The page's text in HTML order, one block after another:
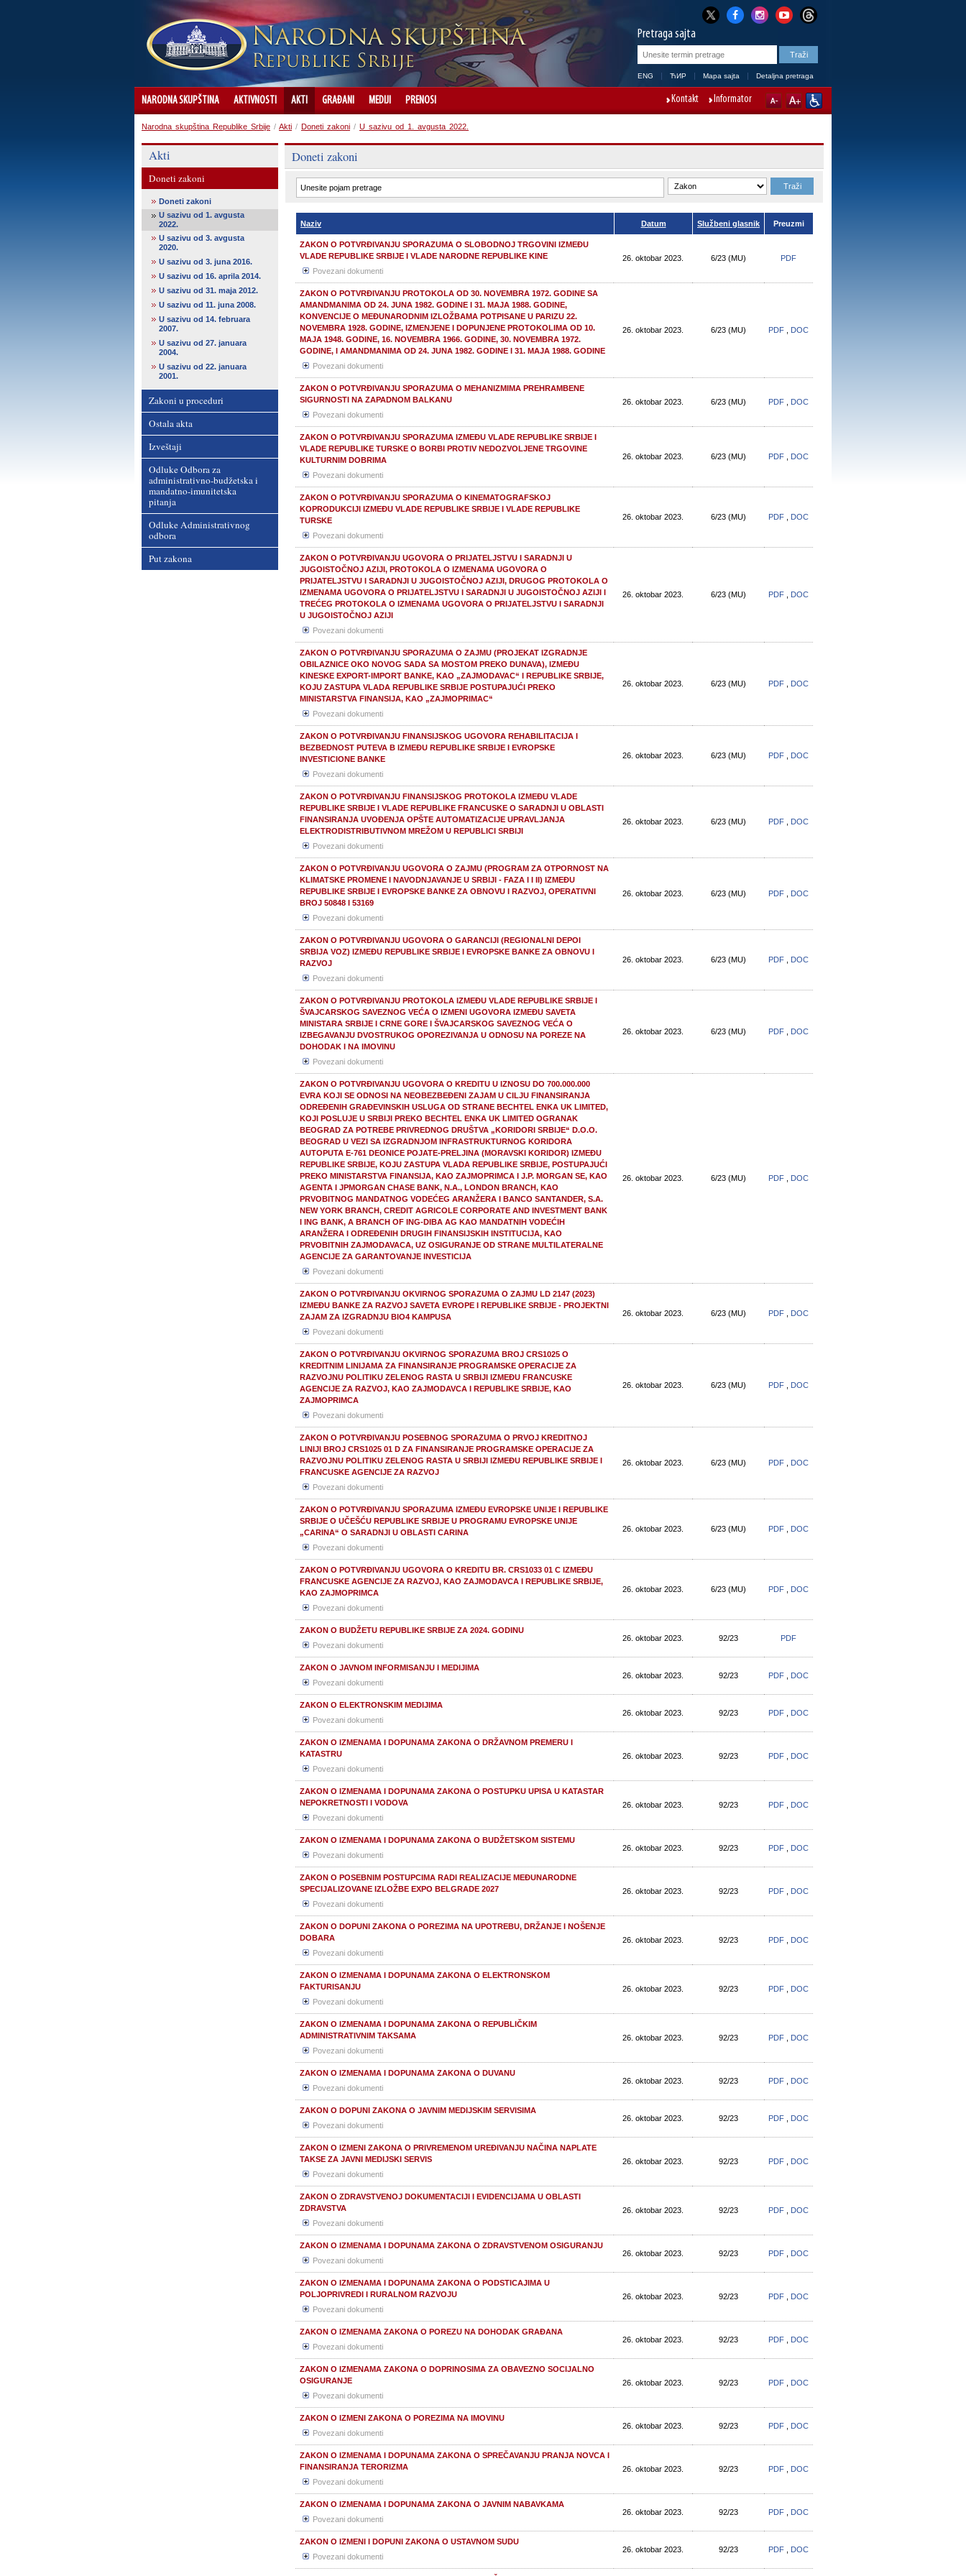
Pretraga sajta
ENG ЋИР Mapa sajta Detaljna pretraga
NARODNA SKUPŠTINA AKTIVNOSTI AKTI GRAĐANI MEDIJI PRENOSI Kontakt Informator
Narodna skupština Republike Srbije / Akti / Doneti zakoni / U sazivu od 1. avgusta 2022.
Akti
Doneti zakoni
Doneti zakoni
U sazivu od 1. avgusta
2022.
U sazivu od 3. avgusta
2020.
U sazivu od 3. juna 2016.
U sazivu od 16. аprila 2014.
U sazivu od 31. maja 2012.
U sazivu od 11. juna 2008.
U sazivu od 14. februara
2007.
U sazivu od 27. januara
2004.
U sazivu od 22. januara
2001.
Zakoni u proceduri
Ostala akta
Izveštaji
Odluke Odbora za
administrativno-budžetska i
mandatno-imunitetska
pitanja
Odluke Administrativnog
odbora
Put zakona
Doneti zakoni
Naziv Datum Službeni glasnik Preuzmi
ZAKON O POTVRĐIVANJU SPORAZUMA O SLOBODNOJ TRGOVINI IZMEĐU
VLADE REPUBLIKE SRBIJE I VLADE NARODNE REPUBLIKE KINE
Povezani dokumenti
26. oktobar 2023. 6/23 (МU) PDF
ZAKON O POTVRĐIVANJU PROTOKOLA OD 30. NOVEMBRA 1972. GODINE SA
AMANDMANIMA OD 24. JUNA 1982. GODINE I 31. MAJA 1988. GODINE,
KONVENCIJE O MEĐUNARODNIM IZLOŽBAMA POTPISANE U PARIZU 22.
NOVEMBRA 1928. GODINE, IZMENJENE I DOPUNJENE PROTOKOLIMA OD 10.
MAJA 1948. GODINE, 16. NOVEMBRA 1966. GODINE, 30. NOVEMBRA 1972.
GODINE, I AMANDMANIMA OD 24. JUNA 1982. GODINE I 31. MAJA 1988. GODINE
Povezani dokumenti
26. oktobar 2023. 6/23 (МU) PDF DOC
ZAKON O POTVRĐIVANJU SPORAZUMA O MEHANIZMIMA PREHRAMBENE
SIGURNOSTI NA ZAPADNOM BALKANU
Povezani dokumenti
26. oktobar 2023. 6/23 (МU) PDF DOC
ZAKON O POTVRĐIVANJU SPORAZUMA IZMEĐU VLADE REPUBLIKE SRBIJE I
VLADE REPUBLIKE TURSKE O BORBI PROTIV NEDOZVOLJENE TRGOVINE
KULTURNIM DOBRIMA
Povezani dokumenti
26. oktobar 2023. 6/23 (МU) PDF DOC
ZAKON O POTVRĐIVANJU SPORAZUMA O KINEMATOGRAFSKOJ
KOPRODUKCIJI IZMEĐU VLADE REPUBLIKE SRBIJE I VLADE REPUBLIKE
TURSKE
Povezani dokumenti
26. oktobar 2023. 6/23 (МU) PDF DOC
ZAKON O POTVRĐIVANJU UGOVORA O PRIJATELJSTVU I SARADNJI U
JUGOISTOČNOJ AZIJI, PROTOKOLA O IZMENAMA UGOVORA O
PRIJATELJSTVU I SARADNJI U JUGOISTOČNOJ AZIJI, DRUGOG PROTOKOLA O
IZMENAMA UGOVORA O PRIJATELJSTVU I SARADNJI U JUGOISTOČNOJ AZIJI I
TREĆEG PROTOKOLA O IZMENAMA UGOVORA O PRIJATELJSTVU I SARADNJI
U JUGOISTOČNOJ AZIJI
Povezani dokumenti
26. oktobar 2023. 6/23 (МU) PDF DOC
ZAKON O POTVRĐIVANJU SPORAZUMA O ZAJMU (PROJEKAT IZGRADNJE
OBILAZNICE OKO NOVOG SADA SA MOSTOM PREKO DUNAVA), IZMEĐU
KINESKE EXPORT-IMPORT BANKE, KAO „ZAJMODAVAC“ I REPUBLIKE SRBIJE,
KOJU ZASTUPA VLADA REPUBLIKE SRBIJE POSTUPAJUĆI PREKO
MINISTARSTVA FINANSIJA, KAO „ZAJMOPRIMAC“
Povezani dokumenti
26. oktobar 2023. 6/23 (МU) PDF DOC
ZAKON O POTVRĐIVANJU FINANSIJSKOG UGOVORA REHABILITACIJA I
BEZBEDNOST PUTEVA B IZMEĐU REPUBLIKE SRBIJE I EVROPSKE
INVESTICIONE BANKE
Povezani dokumenti
26. oktobar 2023. 6/23 (МU) PDF DOC
ZAKON O POTVRĐIVANJU FINANSIJSKOG PROTOKOLA IZMEĐU VLADE
REPUBLIKE SRBIJE I VLADE REPUBLIKE FRANCUSKE O SARADNJI U OBLASTI
FINANSIRANJA UVOĐENJA OPŠTE AUTOMATIZACIJE UPRAVLJANJA
ELEKTRODISTRIBUTIVNOM MREŽOM U REPUBLICI SRBIJI
Povezani dokumenti
26. oktobar 2023. 6/23 (МU) PDF DOC
ZAKON O POTVRĐIVANJU UGOVORA O ZAJMU (PROGRAM ZA OTPORNOST NA
KLIMATSKE PROMENE I NAVODNJAVANJE U SRBIJI - FAZA I I II) IZMEĐU
REPUBLIKE SRBIJE I EVROPSKE BANKE ZA OBNOVU I RAZVOJ, OPERATIVNI
BROJ 50848 I 53169
Povezani dokumenti
26. oktobar 2023. 6/23 (МU) PDF DOC
ZAKON O POTVRĐIVANJU UGOVORA O GARANCIJI (REGIONALNI DEPOI
SRBIJA VOZ) IZMEĐU REPUBLIKE SRBIJE I EVROPSKE BANKE ZA OBNOVU I
RAZVOJ
Povezani dokumenti
26. oktobar 2023. 6/23 (МU) PDF DOC
ZAKON O POTVRĐIVANJU PROTOKOLA IZMEĐU VLADE REPUBLIKE SRBIJE I
ŠVAJCARSKOG SAVEZNOG VEĆA O IZMENI UGOVORA IZMEĐU SAVETA
MINISTARA SRBIJE I CRNE GORE I ŠVAJCARSKOG SAVEZNOG VEĆA O
IZBEGAVANJU DVOSTRUKOG OPOREZIVANJA U ODNOSU NA POREZE NA
DOHODAK I NA IMOVINU
Povezani dokumenti
26. oktobar 2023. 6/23 (МU) PDF DOC
ZAKON O POTVRĐIVANJU UGOVORA O KREDITU U IZNOSU DO 700.000.000
EVRA KOJI SE ODNOSI NA NEOBEZBEĐENI ZAJAM U CILJU FINANSIRANJA
ODREĐENIH GRAĐEVINSKIH USLUGA OD STRANE BECHTEL ENKA UK LIMITED,
KOJI POSLUJE U SRBIJI PREKO BECHTEL ENKA UK LIMITED OGRANAK
BEOGRAD ZA POTREBE PRIVREDNOG DRUŠTVA „KORIDORI SRBIJE“ D.O.O.
BEOGRAD U VEZI SA IZGRADNJOM INFRASTRUKTURNOG KORIDORA
AUTOPUTA E-761 DEONICE POJATE-PRELJINA (MORAVSKI KORIDOR) IZMEĐU
REPUBLIKE SRBIJE, KOJU ZASTUPA VLADA REPUBLIKE SRBIJE, POSTUPAJUĆI
PREKO MINISTARSTVA FINANSIJA, KAO ZAJMOPRIMCA I J.P. MORGAN SE, KAO
AGENTA I JPMORGAN CHASE BANK, N.A., LONDON BRANCH, KAO
PRVOBITNOG MANDATNOG VODEĆEG ARANŽERA I BANCO SANTANDER, S.A.
NEW YORK BRANCH, CREDIT AGRICOLE CORPORATE AND INVESTMENT BANK
I ING BANK, A BRANCH OF ING-DIBA AG KAO MANDATNIH VODEĆIH
ARANŽERA I ODREĐENIH DRUGIH FINANSIJSKIH INSTITUCIJA, KAO
PRVOBITNIH ZAJMODAVACA, UZ OSIGURANJE OD STRANE MULTILATERALNE
AGENCIJE ZA GARANTOVANJE INVESTICIJA
Povezani dokumenti
26. oktobar 2023. 6/23 (МU) PDF DOC
ZAKON O POTVRĐIVANJU OKVIRNOG SPORAZUMA O ZAJMU LD 2147 (2023)
IZMEĐU BANKE ZA RAZVOJ SAVETA EVROPE I REPUBLIKE SRBIJE - PROJEKTNI
ZAJAM ZA IZGRADNJU BIO4 KAMPUSA
Povezani dokumenti
26. oktobar 2023. 6/23 (МU) PDF DOC
ZAKON O POTVRĐIVANJU OKVIRNOG SPORAZUMA BROJ CRS1025 O
KREDITNIM LINIJAMA ZA FINANSIRANJE PROGRAMSKE OPERACIJE ZA
RAZVOJNU POLITIKU ZELENOG RASTA U SRBIJI IZMEĐU FRANCUSKE
AGENCIJE ZA RAZVOJ, KAO ZAJMODAVCA I REPUBLIKE SRBIJE, KAO
ZAJMOPRIMCA
Povezani dokumenti
26. oktobar 2023. 6/23 (МU) PDF DOC
ZAKON O POTVRĐIVANJU POSEBNOG SPORAZUMA O PRVOJ KREDITNOJ
LINIJI BROJ CRS1025 01 D ZA FINANSIRANJE PROGRAMSKE OPERACIJE ZA
RAZVOJNU POLITIKU ZELENOG RASTA U SRBIJI IZMEĐU REPUBLIKE SRBIJE I
FRANCUSKE AGENCIJE ZA RAZVOJ
Povezani dokumenti
26. oktobar 2023. 6/23 (МU) PDF DOC
ZAKON O POTVRĐIVANJU SPORAZUMA IZMEĐU EVROPSKE UNIJE I REPUBLIKE
SRBIJE O UČEŠĆU REPUBLIKE SRBIJE U PROGRAMU EVROPSKE UNIJE
„CARINA“ O SARADNJI U OBLASTI CARINA
Povezani dokumenti
26. oktobar 2023. 6/23 (МU) PDF DOC
ZAKON O POTVRĐIVANJU UGOVORA O KREDITU BR. CRS1033 01 C IZMEĐU
FRANCUSKE AGENCIJE ZA RAZVOJ, KAO ZAJMODAVCA I REPUBLIKE SRBIJE,
KAO ZAJMOPRIMCA
Povezani dokumenti
26. oktobar 2023. 6/23 (МU) PDF DOC
ZAKON O BUDŽETU REPUBLIKE SRBIJE ZA 2024. GODINU
Povezani dokumenti
26. oktobar 2023. 92/23 PDF
ZAKON O JAVNOM INFORMISANJU I MEDIJIMA
Povezani dokumenti
26. oktobar 2023. 92/23 PDF DOC
ZAKON O ELEKTRONSKIM MEDIJIMA
Povezani dokumenti
26. oktobar 2023. 92/23 PDF DOC
ZAKON O IZMENAMA I DOPUNAMA ZAKONA O DRŽAVNOM PREMERU I
KATASTRU
Povezani dokumenti
26. oktobar 2023. 92/23 PDF DOC
ZAKON O IZMENAMA I DOPUNAMA ZAKONA O POSTUPKU UPISA U KATASTAR
NEPOKRETNOSTI I VODOVA
Povezani dokumenti
26. oktobar 2023. 92/23 PDF DOC
ZAKON O IZMENAMA I DOPUNAMA ZAKONA O BUDŽETSKOM SISTEMU
Povezani dokumenti
26. oktobar 2023. 92/23 PDF DOC
ZAKON O POSEBNIM POSTUPCIMA RADI REALIZACIJE MEĐUNARODNE
SPECIJALIZOVANE IZLOŽBE EXPO BELGRADE 2027
Povezani dokumenti
26. oktobar 2023. 92/23 PDF DOC
ZAKON O DOPUNI ZAKONA O POREZIMA NA UPOTREBU, DRŽANJE I NOŠENJE
DOBARA
Povezani dokumenti
26. oktobar 2023. 92/23 PDF DOC
ZAKON O IZMENAMA I DOPUNAMA ZAKONA O ELEKTRONSKOM
FAKTURISANJU
Povezani dokumenti
26. oktobar 2023. 92/23 PDF DOC
ZAKON O IZMENAMA I DOPUNAMA ZAKONA O REPUBLIČKIM
ADMINISTRATIVNIM TAKSAMA
Povezani dokumenti
26. oktobar 2023. 92/23 PDF DOC
ZAKON O IZMENAMA I DOPUNAMA ZAKONA O DUVANU
Povezani dokumenti
26. oktobar 2023. 92/23 PDF DOC
ZAKON O DOPUNI ZAKONA O JAVNIM MEDIJSKIM SERVISIMA
Povezani dokumenti
26. oktobar 2023. 92/23 PDF DOC
ZAKON O IZMENI ZAKONA O PRIVREMENOM UREĐIVANJU NAČINA NAPLATE
TAKSE ZA JAVNI MEDIJSKI SERVIS
Povezani dokumenti
26. oktobar 2023. 92/23 PDF DOC
ZAKON O ZDRAVSTVENOJ DOKUMENTACIJI I EVIDENCIJAMA U OBLASTI
ZDRAVSTVA
Povezani dokumenti
26. oktobar 2023. 92/23 PDF DOC
ZAKON O IZMENAMA I DOPUNAMA ZAKONA O ZDRAVSTVENOM OSIGURANJU
Povezani dokumenti
26. oktobar 2023. 92/23 PDF DOC
ZAKON O IZMENAMA I DOPUNAMA ZAKONA O PODSTICAJIMA U
POLJOPRIVREDI I RURALNOM RAZVOJU
Povezani dokumenti
26. oktobar 2023. 92/23 PDF DOC
ZAKON O IZMENAMA ZAKONA O POREZU NA DOHODAK GRAĐANA
Povezani dokumenti
26. oktobar 2023. 92/23 PDF DOC
ZAKON O IZMENAMA ZAKONA O DOPRINOSIMA ZA OBAVEZNO SOCIJALNO
OSIGURANJE
Povezani dokumenti
26. oktobar 2023. 92/23 PDF DOC
ZAKON O IZMENI ZAKONA O POREZIMA NA IMOVINU
Povezani dokumenti
26. oktobar 2023. 92/23 PDF DOC
ZAKON O IZMENAMA I DOPUNAMA ZAKONA O SPREČAVANJU PRANJA NOVCA I
FINANSIRANJA TERORIZMA
Povezani dokumenti
26. oktobar 2023. 92/23 PDF DOC
ZAKON O IZMENAMA I DOPUNAMA ZAKONA O JAVNIM NABAVKAMA
Povezani dokumenti
26. oktobar 2023. 92/23 PDF DOC
ZAKON O IZMENI I DOPUNI ZAKONA O USTAVNOM SUDU
Povezani dokumenti
26. oktobar 2023. 92/23 PDF DOC